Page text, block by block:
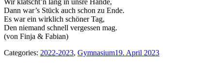
Dann war’s Stück auch schon zu Ende.
Es war ein wirklich schöner Tag,
Den niemand schnell vergessen mag.
(von Finja & Fabian)
Categories: 2022-2023, Gymnasium19. April 2023